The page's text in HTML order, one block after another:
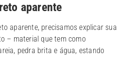
aparente
aparente, precisamos explicar sua
– material que tem como
pedra brita e água, estando